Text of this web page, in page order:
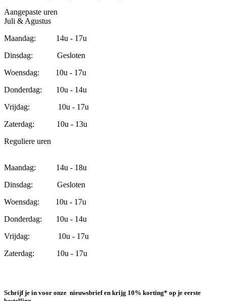
Aangepaste uren
Juli & Agustus
Maandag: 14u - 17u
Dinsdag: Gesloten
Woensdag: 10u - 17u
Donderdag: 10u - 14u
Vrijdag: 10u - 17u
Zaterdag: 10u - 13u
Reguliere uren
Maandag: 14u - 18u
Dinsdag: Gesloten
Woensdag: 10u - 17u
Donderdag: 10u - 14u
Vrijdag: 10u - 17u
Zaterdag: 10u - 17u
Schrijf je in voor onze nieuwsbrief en krijg 10% korting* op je eerste